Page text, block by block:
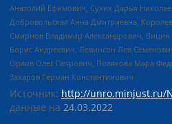
Анатолий Ефимович, Сухих Дарья
Добровольская Анна Дмитриевна,
Смирнов Владимир Александрович,
Борис Андреевич, Левинсон Лев
Орлов Олег Петрович, Полякова Мара
Захаров Герман Константинович
Источник: http://unro.minjust.ru/
данные на 24.03.2022